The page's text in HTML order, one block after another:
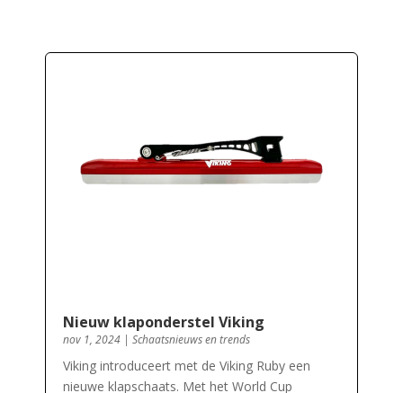
Nieuw klaponderstel Viking
nov 1, 2024| Schaatsnieuws en trends
Viking introduceert met de Viking Ruby een
nieuwe klapschaats. Met het World Cup